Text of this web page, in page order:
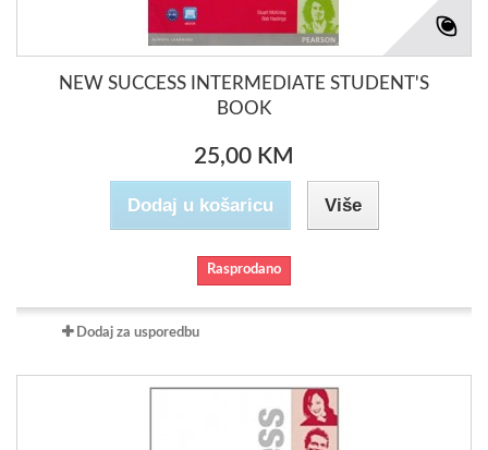
NEW SUCCESS INTERMEDIATE STUDENT'S
BOOK
25,00 KM
Dodaj u košaricu Više
Rasprodano
Dodaj za usporedbu